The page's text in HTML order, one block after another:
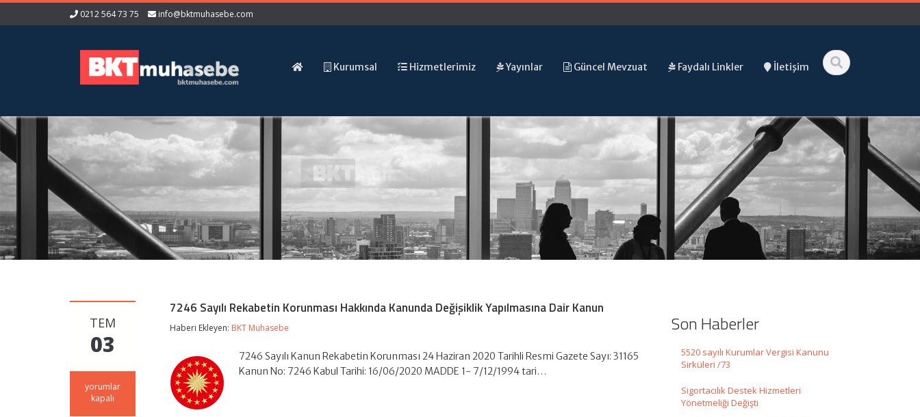
0212 564 73 75 info@bktmuhasebe.com
Kurumsal Hizmetlerimiz Yayınlar Güncel Mevzuat Faydalı Linkler İletişim
TEM
03
7246
Sayılı
yorumlar
kapalı
7246 Sayılı Rekabetin Korunması Hakkında Kanunda Değişiklik Yapılmasına Dair Kanun
Haberi Ekleyen: BKT Muhasebe
7246 Sayılı Kanun Rekabetin Korunması 24 Haziran 2020 Tarihli Resmi Gazete Sayı: 31165
Kanun No: 7246 Kabul Tarihi: 16/06/2020 MADDE 1- 7/12/1994 tari…
Son Haberler
5520 sayılı Kurumlar Vergisi Kanunu
Sirküleri /73
Sigortacılık Destek Hizmetleri
Yönetmeliği Değişti